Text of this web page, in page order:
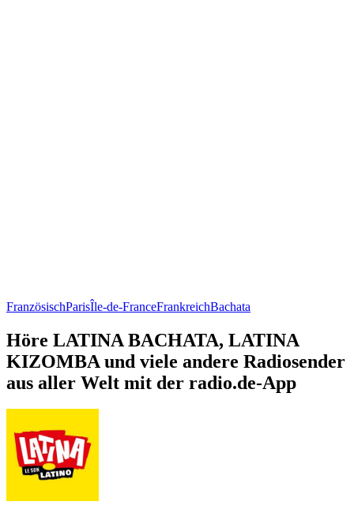
FranzösischParisÎle-de-FranceFrankreichBachata
Höre LATINA BACHATA, LATINA
KIZOMBA und viele andere Radiosender
aus aller Welt mit der radio.de-App